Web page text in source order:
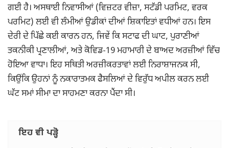
ਗਈ ਹੈ। ਅਸਥਾਈ ਨਿਵਾਸੀਆਂ (ਵਿਜ਼ਟਰ ਵੀਜ਼ਾ, ਸਟੱਡੀ ਪਰਮਿਟ, ਵਰਕ
ਪਰਮਿਟ) ਲਈ ਵੀ ਲੰਮੀਆਂ ਉਡੀਕਾਂ ਦੀਆਂ ਸ਼ਿਕਾਇਤਾਂ ਵਧੀਆਂ ਹਨ। ਇਸ
ਦੇਰੀ ਦੇ ਪਿੱਛੇ ਕਈ ਕਾਰਨ ਹਨ, ਜਿਵੇਂ ਕਿ ਸਟਾਫ ਦੀ ਘਾਟ, ਪੁਰਾਣੀਆਂ
ਤਕਨੀਕੀ ਪ੍ਰਣਾਲੀਆਂ, ਅਤੇ ਕੋਵਿਡ-19 ਮਹਾਮਾਰੀ ਦੇ ਬਾਅਦ ਅਰਜ਼ੀਆਂ ਵਿੱਚ
ਹੋਇਆ ਵਾਧਾ। ਇਹ ਸਥਿਤੀ ਅਰਜ਼ੀਕਰਤਾਵਾਂ ਲਈ ਨਿਰਾਸ਼ਾਜਨਕ ਸੀ,
ਕਿਉਂਕਿ ਉਹਨਾਂ ਨੂੰ ਨਕਾਰਾਤਮਕ ਫੈਸਲਿਆਂ ਦੇ ਵਿਰੁੱਧ ਅਪੀਲ ਕਰਨ ਲਈ
ਘੱਟ ਸਮਾਂ ਸੀਮਾ ਦਾ ਸਾਹਮਣਾ ਕਰਨਾ ਪੈਂਦਾ ਸੀ।
ਇਹ ਵੀ ਪੜ੍ਹੋ